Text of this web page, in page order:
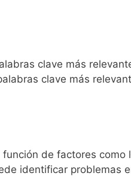
clave más
clave más
de factores como
identificar problemas